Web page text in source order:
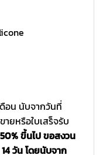
อน นับจากวันที่
ยหรือใบเสร็จรับ
ขึ้นไป ขอสงวน
วัน โดยนับจาก